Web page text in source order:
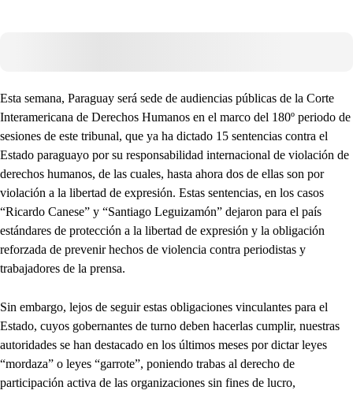
Esta semana, Paraguay será sede de audiencias públicas de la Corte
Interamericana de Derechos Humanos en el marco del 180º periodo de
sesiones de este tribunal, que ya ha dictado 15 sentencias contra el
Estado paraguayo por su responsabilidad internacional de violación de
derechos humanos, de las cuales, hasta ahora dos de ellas son por
violación a la libertad de expresión. Estas sentencias, en los casos
“Ricardo Canese” y “Santiago Leguizamón” dejaron para el país
estándares de protección a la libertad de expresión y la obligación
reforzada de prevenir hechos de violencia contra periodistas y
trabajadores de la prensa.
Sin embargo, lejos de seguir estas obligaciones vinculantes para el
Estado, cuyos gobernantes de turno deben hacerlas cumplir, nuestras
autoridades se han destacado en los últimos meses por dictar leyes
“mordaza” o leyes “garrote”, poniendo trabas al derecho de
participación activa de las organizaciones sin fines de lucro,